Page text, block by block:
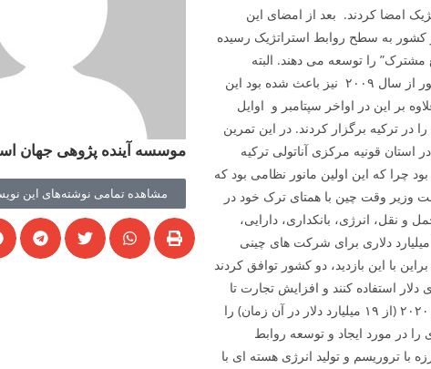
امضا کردند. بعد از امضای این
کشور به سطح روابط استراتژیک رسیده
مشترک” را توسعه می دهند. البته
دیدارهای دیپلماتیک و نظامی بی شمار قبلی بین دو کشور از سال ۲۰۰۹ نیز باعث شده بود این
بر این در اواخر سپتامبر و اوایل
را در ترکیه برگزار کردند. در این تمرین
استان قونیه مرکزی آناتولی ترکیه
چرا که این اولین مانور نظامی بود که
وزیر وقت چین با همتای ترک خود در
و نقل، انرژی، بانکداری، دارایی،
فرهنگ و تجارت امضا کردند. از جمله این ها توافق ۲۰ میلیارد دلاری برای شرکت های چینی
با این بازدید، دو کشور توافق کردند
استفاده کنند و افزایش تجارت تا
۵۰ میلیارد دلار تا سال ۲۰۱۵ و ۱۰۰ میلیارد دلار تا سال ۲۰۲۰ (از ۱۹ میلیارد دلار در آن زمان) را
را در مورد ایجاد و توسعه روابط
با تروریسم و تولید انرژی هسته ­ای با
موسسه آینده پژوهی جهان
مشاهده تمامی نوشته‌های این